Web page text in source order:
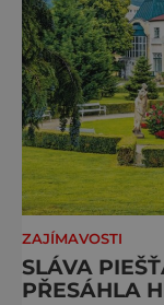
ZAJÍMAVOSTI
SLÁVA
PŘESÁHLA